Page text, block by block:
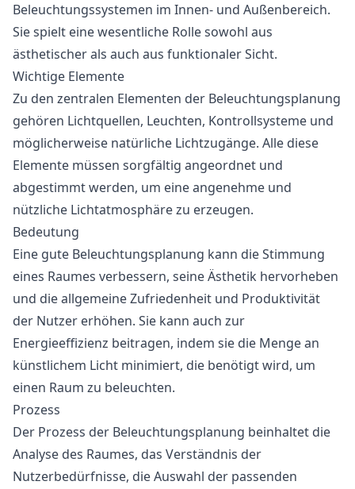
Beleuchtungssystemen im Innen- und Außenbereich.
Sie spielt eine wesentliche Rolle sowohl aus
ästhetischer als auch aus funktionaler Sicht.
Wichtige Elemente
Zu den zentralen Elementen der Beleuchtungsplanung
gehören Lichtquellen, Leuchten, Kontrollsysteme und
möglicherweise natürliche Lichtzugänge. Alle diese
Elemente müssen sorgfältig angeordnet und
abgestimmt werden, um eine angenehme und
nützliche Lichtatmosphäre zu erzeugen.
Bedeutung
Eine gute Beleuchtungsplanung kann die Stimmung
eines Raumes verbessern, seine Ästhetik hervorheben
und die allgemeine Zufriedenheit und Produktivität
der Nutzer erhöhen. Sie kann auch zur
Energieeffizienz beitragen, indem sie die Menge an
künstlichem Licht minimiert, die benötigt wird, um
einen Raum zu beleuchten.
Prozess
Der Prozess der Beleuchtungsplanung beinhaltet die
Analyse des Raumes, das Verständnis der
Nutzerbedürfnisse, die Auswahl der passenden